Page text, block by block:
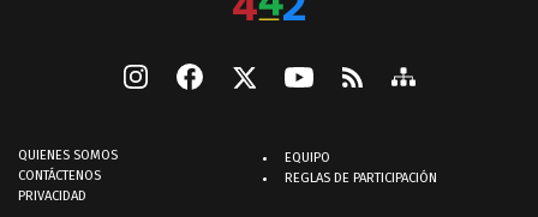
QUIENES SOMOS
CONTÁCTENOS
PRIVACIDAD
EQUIPO
REGLAS DE PARTICIPACIÓN